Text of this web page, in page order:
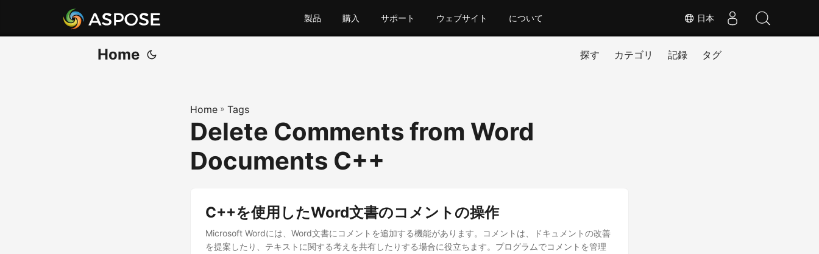
日本
製品 購入 サポート ウェブサイト について
Home 探す カテゴリ 記録 タグ
Home » Tags
Delete Comments from Word
Documents C++
C++を使用したWord文書のコメントの操作
Microsoft Wordには、Word文書にコメントを追加する機能があります。コメントは、ドキュメントの改善
を提案したり、テキストに関する考えを共有したりする場合に役立ちます。プログラムでコメントを管理